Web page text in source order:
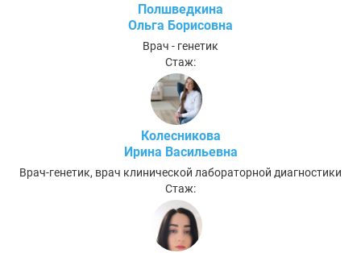
Полшведкина
Ольга Борисовна
Врач - генетик
Стаж:
Колесникова
Ирина Васильевна
Врач-генетик, врач клинической лабораторной диагностики
Стаж: